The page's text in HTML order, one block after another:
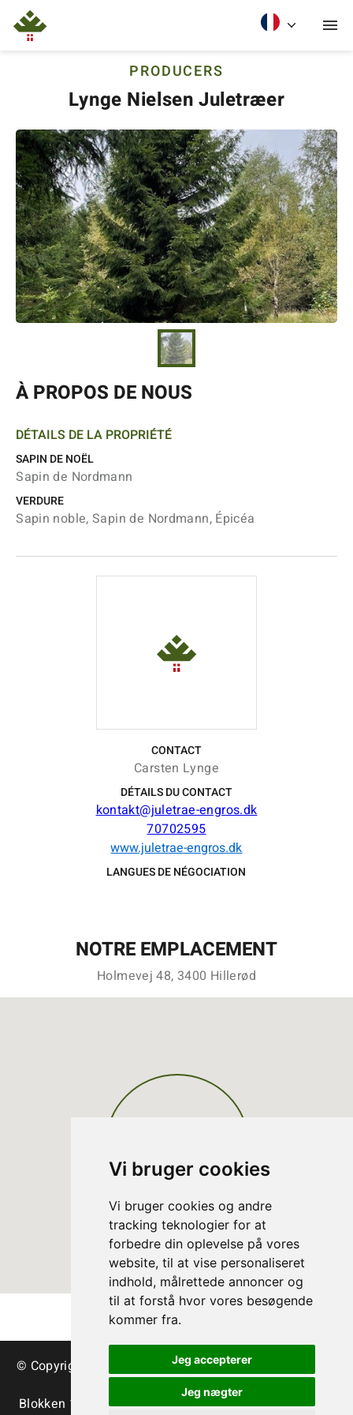
Vi bruger cookies
Vi bruger cookies og andre
tracking teknologier for at
forbedre din oplevelse på vores
website, til at vise personaliseret
indhold, målrettede annoncer og
til at forstå hvor vores besøgende
kommer fra.
Jeg accepterer
Jeg nægter
PRODUCERS
Lynge Nielsen Juletræer
À PROPOS DE NOUS
DÉTAILS DE LA PROPRIÉTÉ
SAPIN DE NOËL
Sapin de Nordmann
VERDURE
Sapin noble, Sapin de Nordmann, Épicéa
CONTACT
Carsten Lynge
DÉTAILS DU CONTACT
kontakt@juletrae-engros.dk
70702595
www.juletrae-engros.dk
LANGUES DE NÉGOCIATION
NOTRE EMPLACEMENT
Holmevej 48, 3400 Hillerød
© Copyright Arbres de Noël danois – sapins et verdure
de décoration
Blokken 15 | DK-3460 Birkerød | Tlf.:+45 45 35 24 12